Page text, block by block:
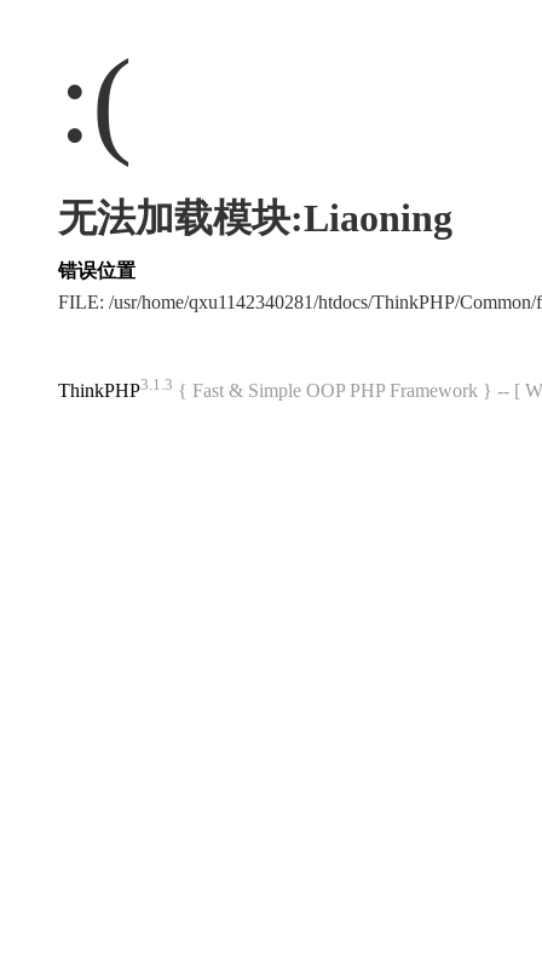
:(
无法加载模块:Liaoning
错误位置
FILE: /usr/home/qxu1142340281/htdocs/ThinkPHP/
ThinkPHP3.1.3 { Fast & Simple OOP PHP Framework } -- [